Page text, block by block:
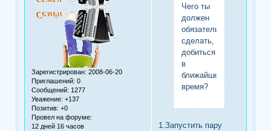
Зарегистрирован: 2008-06-20
Приглашений: 0
Сообщений: 1277
Уважение: +137
Позитив: +0
Провел на форуме:
12 дней 16 часов
Чего ты
должен
обязательно
сделать,
добиться
в
ближайшее
время?
1.Запустить пару